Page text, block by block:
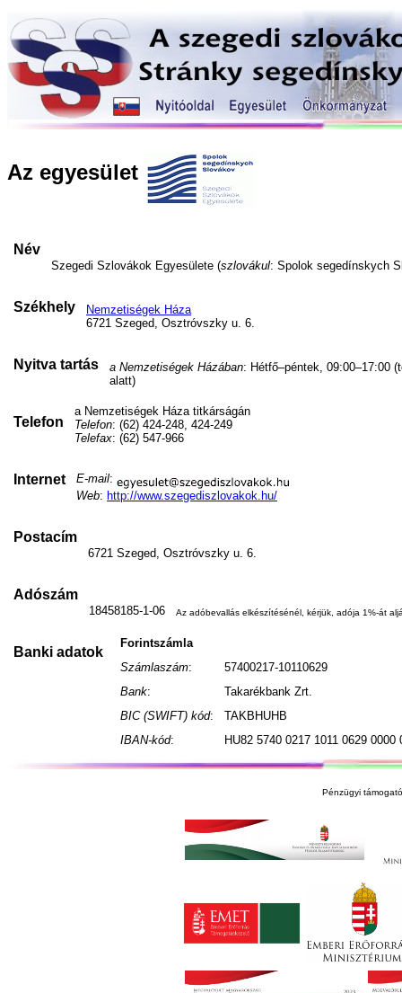
Az egyesület
Név
Szegedi Szlovákok Egyesülete (szlovákul: Spolok segedínskych
Székhely
Nemzetiségek Háza
6721 Szeged, Osztróvszky u. 6.
Nyitva tartás a Nemzetiségek Házában: Hétfő–péntek, 09:00–17:00
alatt)
Telefon
a Nemzetiségek Háza titkárságán
Telefon: (62) 424-248, 424-249
Telefax: (62) 547-966
Internet E-mail:
Web: http://www.szegediszlovakok.hu/
Postacím
6721 Szeged, Osztróvszky u. 6.
Adószám
18458185-1-06 Az adóbevallás elkészítésénél, kérjük, adója 1%-át
Banki adatok
Forintszámla
Számlaszám:
57400217-10110629
Bank:
Takarékbank Zrt.
BIC (SWIFT) kód:
TAKBHUHB
IBAN-kód: HU82 5740 0217 1011 0629 0000
Pénzügyi